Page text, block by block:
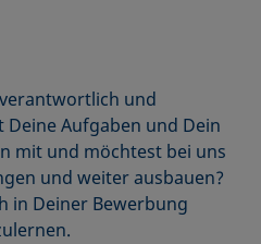
und
Aufgaben und Dein
mit und möchtest bei uns
und weiter ausbauen?
in Deiner Bewerbung